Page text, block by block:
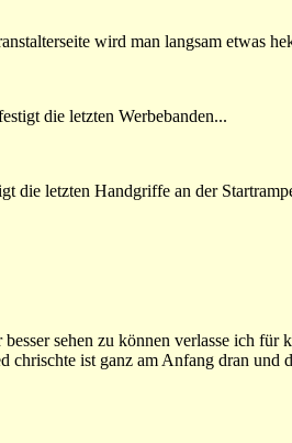
wird man langsam etwas
die letzten Werbebanden...
die letzten Handgriffe an der
sehen zu können verlasse ich
chrischte ist ganz am Anfang dran und